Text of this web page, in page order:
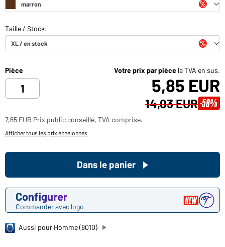
Pièce Votre prix par pièce la TVA en sus.
5,85 EUR
14,03 EUR -58%
7,65 EUR Prix public conseillé, TVA comprise.
Afficher tous les prix échelonnés
Configurer
Commander avec logo
Dans le panier
Aussi pour Homme (8010)